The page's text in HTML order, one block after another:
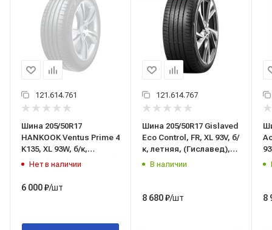
121.614.761
Шина 205/50R17
HANKOOK Ventus Prime 4
K135, XL 93W, б/к,
летняя, (Ханкук), Китай
Нет в наличии
6 000₽/шт
121.614.767
Шина 205/50R17 Gislaved
Eco Control, FR, XL 93V, б/
к, летняя, (Гиславед),
Россия
В наличии
8 680₽/шт 8